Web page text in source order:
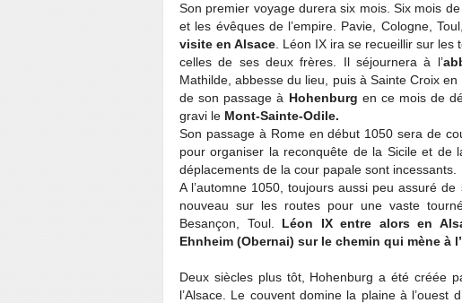
Son premier voyage durera six mois. Six mois
et les évêques de l’empire. Pavie, Cologne,
visite en Alsace . Léon IX ira se recueillir sur les
celles de ses deux frères. Il séjournera à l’
Mathilde, abbesse du lieu, puis à Sainte Croix
de son passage à Hohenburg en ce mois de
gravi le Mont-Sainte-Odile.
Son passage à Rome en début 1050 sera de
pour organiser la reconquête de la Sicile et de
déplacements de la cour papale sont incessants.
A l’automne 1050, toujours aussi peu assuré
nouveau sur les routes pour une vaste
Besançon, Toul. Léon IX entre alors en
Ehnheim (Obernai) sur le chemin qui mène à
Deux siècles plus tôt, Hohenburg a été créée
l’Alsace. Le couvent domine la plaine à